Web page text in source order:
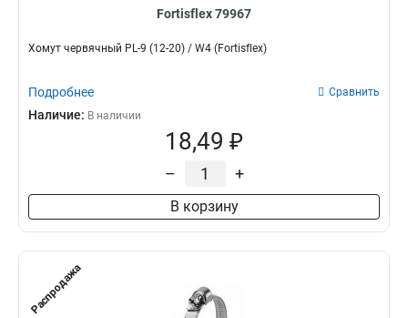
Fortisflex 79967
Хомут червячный PL-9 (12-20) / W4 (Fortisflex)
Подробнее Сравнить
Наличие: В наличии
18,49 ₽
– +
В корзину
Распродажа